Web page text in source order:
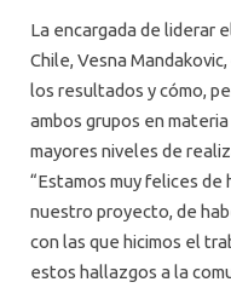
La encargada de liderar
Chile, Vesna
los resultados y cómo,
ambos grupos en
mayores niveles de
“Estamos muy felices
nuestro proyecto, de
con las que hicimos el
estos hallazgos a la